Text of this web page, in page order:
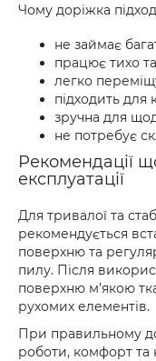
Чому доріжка
не займає
працює тихо
легко
підходить для
зручна для
не потребує
Рекомендації
експлуатації
Для тривалої та
рекомендується
поверхню та
пилу. Після
поверхню м’якою
рухомих елементів.
При правильному
роботи, комфорт та